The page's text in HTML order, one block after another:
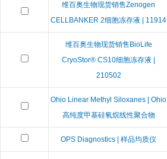
维百奥生物现货销售Zenogen
CELLBANKER 2细胞冻存液 | 11914
维百奥生物现货销售BioLife
CryoStor® CS10细胞冻存液 |
210502
Ohio Linear Methyl Siloxanes | Ohio
高纯度甲基硅氧烷线性聚合物
OPS Diagnostics | 样品均质仪